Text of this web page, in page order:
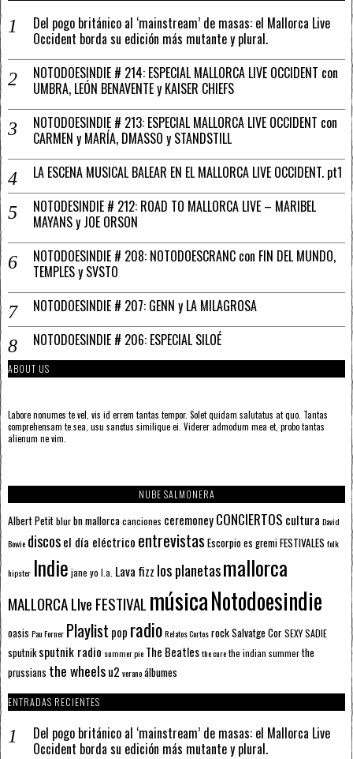
Del pogo británico al ‘mainstream’ de masas: el Mallorca Live
Occident borda su edición más mutante y plural.
NOTODOESINDIE # 214: ESPECIAL MALLORCA LIVE OCCIDENT con
UMBRA, LEÓN BENAVENTE y KAISER CHIEFS
NOTODOESINDIE # 213: ESPECIAL MALLORCA LIVE OCCIDENT con
CARMEN y MARÍA, DMASSO y STANDSTILL
LA ESCENA MUSICAL BALEAR EN EL MALLORCA LIVE OCCIDENT. pt1
NOTODESINDIE # 212: ROAD TO MALLORCA LIVE – MARIBEL
MAYANS y JOE ORSON
NOTODOESINDIE # 208: NOTODOESCRANC con FIN DEL MUNDO,
TEMPLES y SVSTO
NOTODOESINDIE # 207: GENN y LA MILAGROSA
NOTODOESINDIE # 206: ESPECIAL SILOÉ
ABOUT US
Labore nonumes te vel, vis id errem tantas tempor. Solet quidam salutatus at quo. Tantas
comprehensam te sea, usu sanctus similique ei. Viderer admodum mea et, probo tantas
alienum ne vim.
NUBE SALMONERA
Albert Petitblurbn mallorcacanciones ceremoneyCONCIERTOS cultura David
Bowie discosel día eléctrico entrevistas Escorpioes gremiFESTIVALES folk
hipster Indie jane yo l.a. Lava fizz los planetasmallorca
MALLORCA LIve FESTIVAL músicaNotodoesindie
oasis Pau Forner Playlist pop radioRelatos CortosrockSalvatge CorSEXY SADIE
sputnik sputnik radio summer pie The Beatlesthe curethe indian summerthe
prussians the wheelsu2 veranoálbumes
ENTRADAS RECIENTES
Del pogo británico al ‘mainstream’ de masas: el Mallorca Live
Occident borda su edición más mutante y plural.